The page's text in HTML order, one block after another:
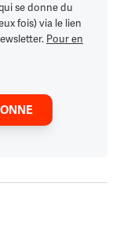
se donne du
fois) via le lien
Pour en